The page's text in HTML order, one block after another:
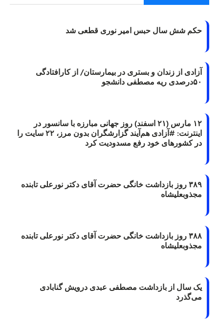
حکم شش سال حبس امیر نوری قطعی شد
آزادی از زندان و بستری در بیمارستان/ از کارافتادگی
۵۰درصدی ریه مصطفی دانشجو
۱۲ مارس (۲۱ اسفند) روز جهانی مبارزه با سانسور در
اینترنت: #آزادی هم‌آیند گزارشگران‌ بدون مرز، ۲۲ سایت را
در کشورهای خود رفع مسدودیت کرد
۳۸۹ روز بازداشت خانگی حضرت آقای دکتر نورعلی تابنده
مجذوبعلیشاه
۳۸۸ روز بازداشت خانگی حضرت آقای دکتر نورعلی تابنده
مجذوبعلیشاه
یک سال از بازداشت مصطفی عبدی درویش گنابادی
می‌گذرد